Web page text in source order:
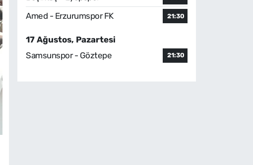
Amed - Erzurumspor FK 21:30
17 Ağustos, Pazartesi
Samsunspor - Göztepe
21:30